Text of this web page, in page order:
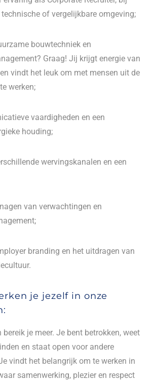
of vergelijkbare omgeving;
bouwtechniek en
Graag! Jij krijgt energie van
vindt het leuk om met mensen uit de
werken;
vaardigheden en een
houding;
wervingskanalen en een
van verwachtingen en
branding en het uitdragen van
je jezelf in onze
bereik je meer. Je bent betrokken, weet
en staat open voor andere
vindt het belangrijk om te werken in
samenwerking, plezier en respect